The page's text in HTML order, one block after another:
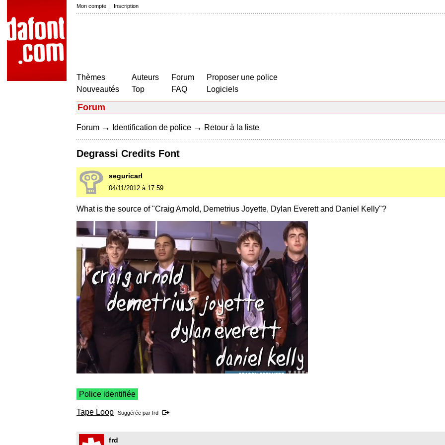
Mon compte | Inscription
Thèmes
Nouveautés
Auteurs
Top
Forum
FAQ
Proposer une police
Logiciels
Forum
Forum → Identification de police → Retour à la liste
Degrassi Credits Font
seguricarl
04/11/2012 à 17:59
What is the source of "Craig Arnold, Demetrius Joyette, Dylan Everett and Daniel Kelly"?
Police identifiée
Tape Loop Suggérée par frd
frd